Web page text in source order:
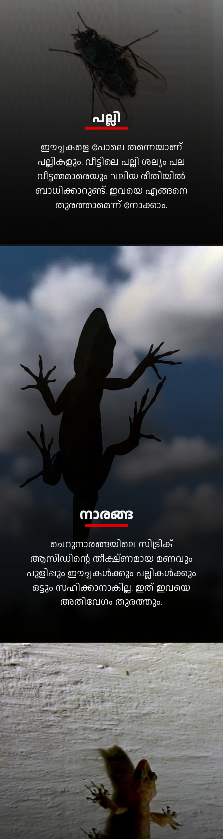
ഈച്ചകളെ പോലെ തന്നെയാണ്
പല്ലികളും. വീട്ടിലെ പല്ലി ശല്യം പല
വീട്ടമ്മമാരെയും വലിയ രീതിയിൽ
ബാധിക്കാറുണ്ട്. ഇവയെ എങ്ങനെ
പല്ലി
ചെറുനാരങ്ങയിലെ സിട്രിക്
ആസിഡിൻ്റെ തീക്ഷ്ണമായ മണവും
പുളിപ്പും ഈച്ചകൾക്കും പല്ലികൾക്കും
ഒട്ടും സഹിക്കാനാകില്ല. ഇത് ഇവയെ
നാരങ്ങ